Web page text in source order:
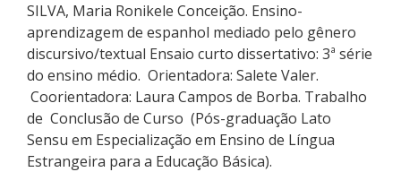
SILVA, Maria Ronikele Conceição. Ensino-
aprendizagem de espanhol mediado pelo gênero
discursivo/textual Ensaio curto dissertativo: 3ª série
do ensino médio. Orientadora: Salete Valer.
Coorientadora: Laura Campos de Borba. Trabalho
de Conclusão de Curso (Pós-graduação Lato
Sensu em Especialização em Ensino de Língua
Estrangeira para a Educação Básica).